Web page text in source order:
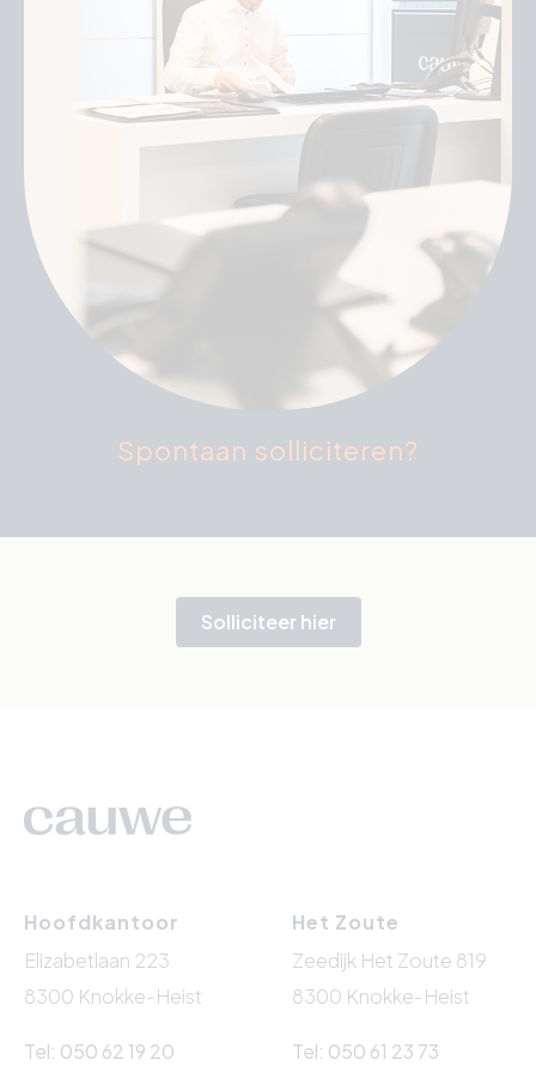
Spontaan solliciteren?
Solliciteer hier
Hoofdkantoor
Elizabetlaan 223
8300 Knokke-Heist
Tel: 050 62 19 20
Het Zoute
Zeedijk Het Zoute 819
8300 Knokke-Heist
Tel: 050 61 23 73